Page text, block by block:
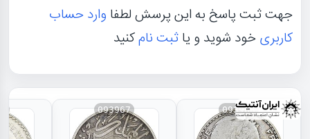
جهت ثبت پاسخ به این پرسش لطفا وارد حساب
کاربریخود شوید و یاثبت نامکنید
093968
093967